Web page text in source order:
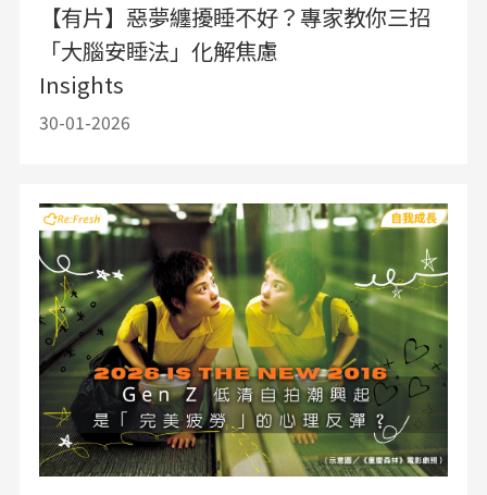
【有片】惡夢纏擾睡不好？專家教你三招
「大腦安睡法」化解焦慮
Insights
30-01-2026